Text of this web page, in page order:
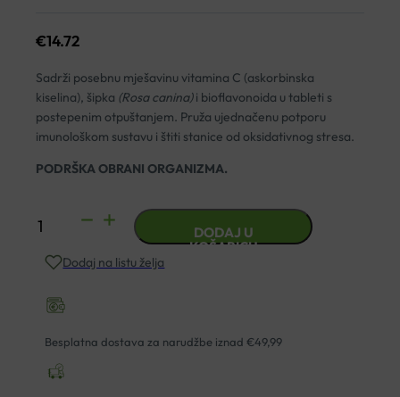
€14.72
Sadrži posebnu mješavinu vitamina C (askorbinska
kiselina), šipka (Rosa canina)i bioflavonoida u tableti s
postepenim otpuštanjem. Pruža ujednačenu potporu
imunološkom sustavu i štiti stanice od oksidativnog stresa.
PODRŠKA OBRANI ORGANIZMA.
VITAMIN
500+
TABLETE
OTPUŠTANJEM
DODAJ U
KOŠARICU
Dodaj na listu želja
Besplatna dostava za narudžbe iznad €49,99